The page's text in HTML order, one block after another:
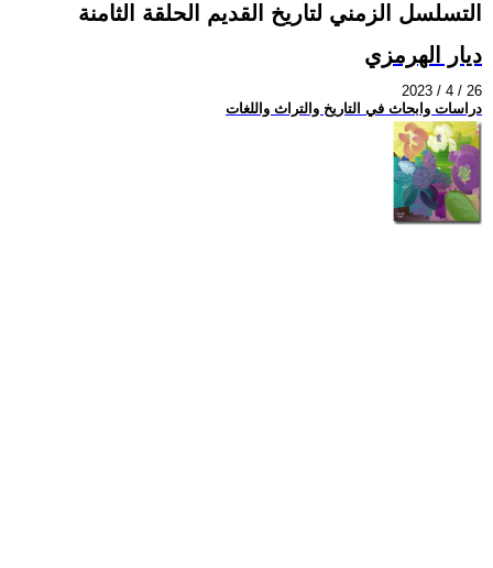
التسلسل الزمني لتاريخ القديم الحلقة الثامنة
ديار الهرمزي
2023 / 4 / 26
دراسات وابحاث في التاريخ والتراث واللغات